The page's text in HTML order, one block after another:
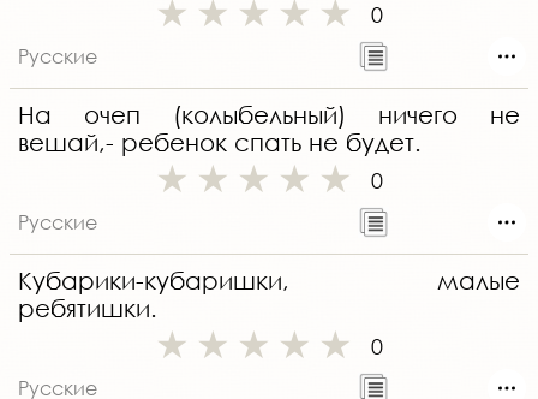
0
Русские
На очеп (колыбельный) ничего не
вешай,- ребенок спать не будет.
0
Русские
Кубарики-кубаришки, малые
ребятишки.
0
Русские